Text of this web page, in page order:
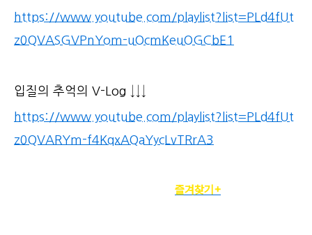
https://www.youtube.com/playlist?list=PLd4fUt
z0QVASGVPnYom-uOcmKeuOGCbE1
입질의 추억의 V-Log ↓↓↓
https://www.youtube.com/playlist?list=PLd4fUt
z0QVARYm-f4KqxAQaYycLvTRrA3
즐겨찾기+